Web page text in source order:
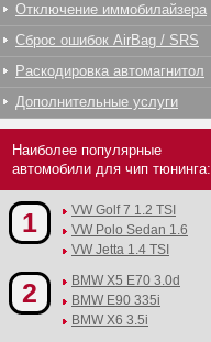
Отключение иммобилайзера
Сброс ошибок AirBag / SRS
Раскодировка автомагнитол
Дополнительные услуги
Наиболее популярные
автомобили для чип тюнинга:
1
VW Golf 7 1.2 TSI
VW Polo Sedan 1.6
VW Jetta 1.4 TSI
2
BMW X5 E70 3.0d
BMW E90 335i
BMW X6 3.5i